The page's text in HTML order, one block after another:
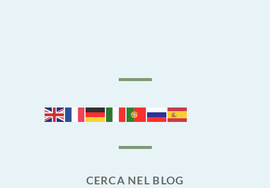
CERCA NEL BLOG